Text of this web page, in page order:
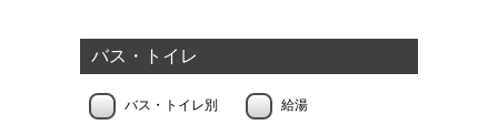
バス・トイレ
バス・トイレ別 給湯